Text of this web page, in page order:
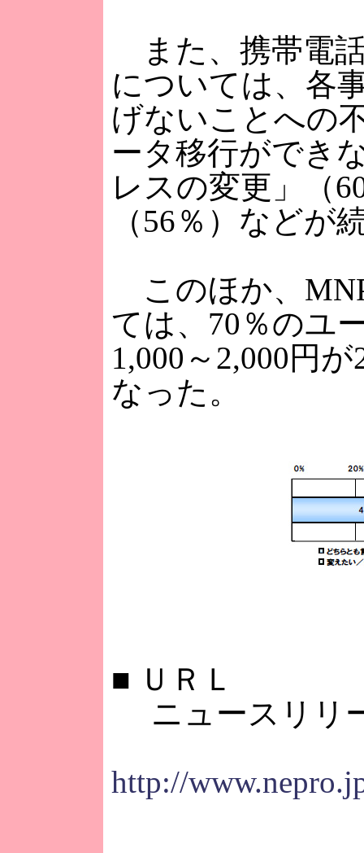
また、携帯電
については、各
げないことへの
ータ移行ができ
レスの変更」（
（56％）などが
このほか、
ては、70％のユ
1,000～2,000円
なった。
■ ＵＲＬ
ニュースリリ
http://